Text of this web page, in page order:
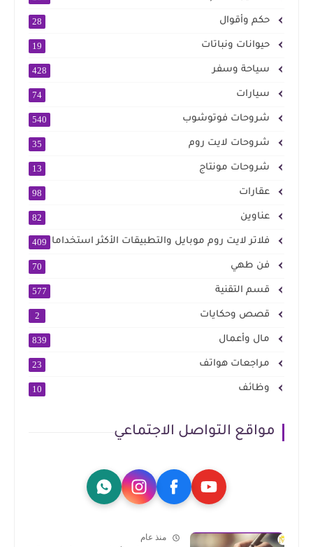
حكم وأقوال 28
حيوانات ونباتات 19
سياحة وسفر 428
سيارات 74
شروحات فوتوشوب 540
شروحات لايت روم 35
شروحات مونتاج 13
عقارات 98
عناوين 82
فلاتر لايت روم موبايل والتطبيقات الأكثر استخداما 409
فن طهي 70
قسم التقنية 577
قصص وحكايات 2
مال وأعمال 839
مراجعات هواتف 23
وظائف 10
مواقع التواصل الاجتماعي
منذ عام